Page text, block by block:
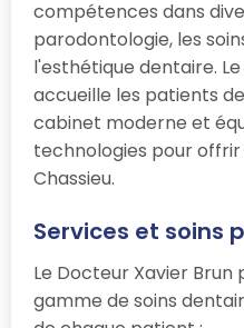
compétences dans
parodontologie, les
l'esthétique dentaire.
accueille les patients
cabinet moderne et
technologies pour offrir
Chassieu.
Services et soins
Le Docteur Xavier
gamme de soins